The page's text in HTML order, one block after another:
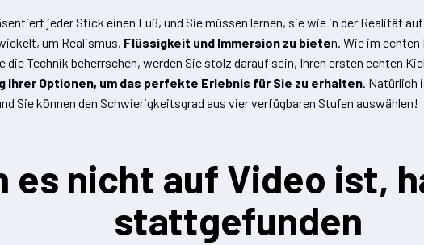
jeder Stick einen Fuß, und Sie müssen lernen, sie wie in der Realität
um Realismus, Flüssigkeit und Immersion zu bieten. Wie im echten
die Technik beherrschen, werden Sie stolz darauf sein, Ihren ersten echten
Ihrer Optionen, um das perfekte Erlebnis für Sie zu erhalten. Natürlich
Sie können den Schwierigkeitsgrad aus vier verfügbaren Stufen auswählen!
es nicht auf Video ist,
stattgefunden